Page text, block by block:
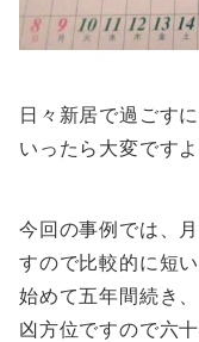
日々新居で過ごす
いったら大変ですよ
今回の事例では、
すので比較的に短
始めて五年間続き
凶方位ですので六